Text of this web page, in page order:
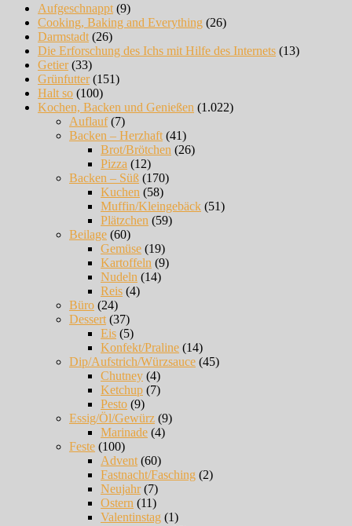
Aufgeschnappt (9)
Cooking, Baking and Everything (26)
Darmstadt (26)
Die Erforschung des Ichs mit Hilfe des Internets (13)
Getier(33)
Grünfutter(151)
Halt so (100)
Kochen, Backen und Genießen (1.022)
Auflauf(7)
Backen – Herzhaft (41)
Brot/Brötchen (26)
Pizza (12)
Backen – Süß (170)
Kuchen (58)
Muffin/Kleingebäck (51)
Plätzchen (59)
Beilage (60)
Gemüse (19)
Kartoffeln (9)
Nudeln (14)
Reis (4)
Büro (24)
Dessert (37)
Eis (5)
Konfekt/Praline (14)
Dip/Aufstrich/Würzsauce (45)
Chutney (4)
Ketchup (7)
Pesto (9)
Essig/Öl/Gewürz (9)
Marinade (4)
Feste (100)
Advent (60)
Fastnacht/Fasching (2)
Neujahr(7)
Ostern (11)
Valentinstag (1)